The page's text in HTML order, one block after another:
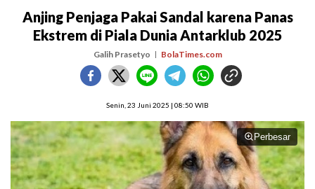
Anjing Penjaga Pakai Sandal karena Panas
Ekstrem di Piala Dunia Antarklub 2025
Galih Prasetyo BolaTimes.com
Senin, 23 Juni 2025 | 08:50 WIB
Perbesar